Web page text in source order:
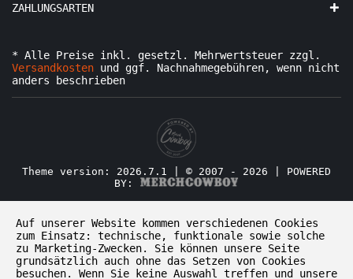
ZAHLUNGSARTEN
* Alle Preise inkl. gesetzl. Mehrwertsteuer zzgl.
Versandkosten und ggf. Nachnahmegebühren, wenn nicht
anders beschrieben
Theme version: 2026.7.1 | © 2007 - 2026 | POWERED
BY:
Auf unserer Website kommen verschiedenen Cookies
zum Einsatz: technische, funktionale sowie solche
zu Marketing-Zwecken. Sie können unsere Seite
grundsätzlich auch ohne das Setzen von Cookies
besuchen. Wenn Sie keine Auswahl treffen und unsere